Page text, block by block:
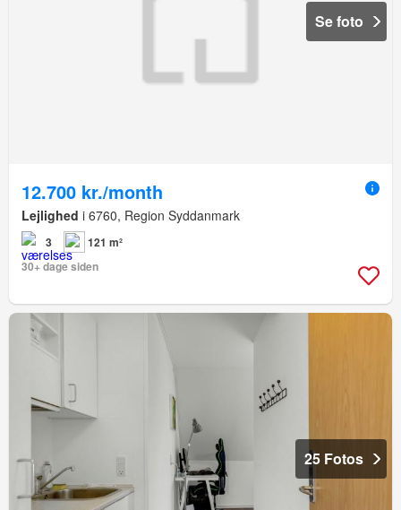
Se foto
12.700 kr./month
Lejlighed i 6760, Region Syddanmark
3
121 m²
30+ dage siden
25 Fotos